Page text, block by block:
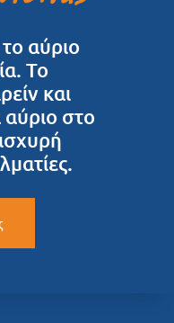
αύριο
Το
και
στο